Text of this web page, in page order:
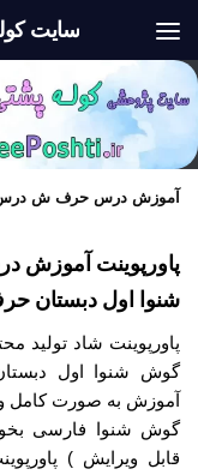
سایت
آموزش درس حرف ش
پاورپوینت
شنوا اول دبستان
پاورپوینت شاد تولید
گوش شنوا اول
آموزش به صورت کامل
گوش شنوا فارسی
قابل ویرایش )